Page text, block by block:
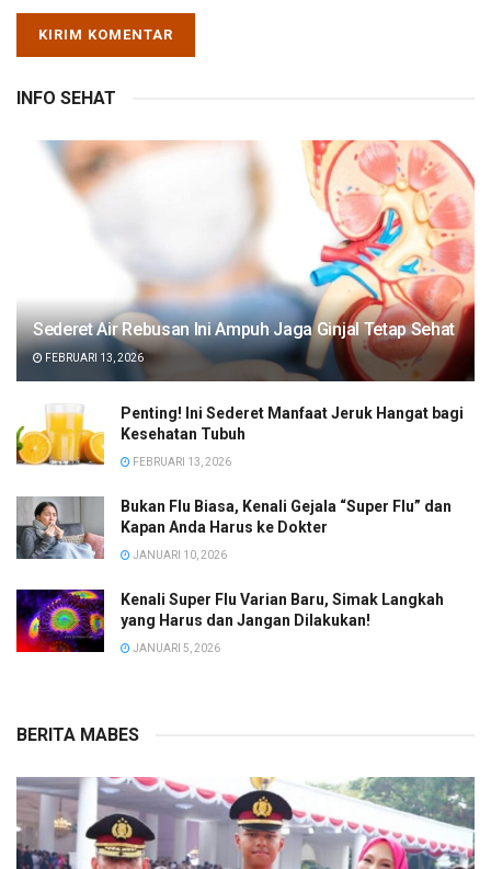
INFO SEHAT
Sederet Air Rebusan Ini Ampuh Jaga Ginjal Tetap Sehat
FEBRUARI 13, 2026
Penting! Ini Sederet Manfaat Jeruk Hangat bagi
Kesehatan Tubuh
FEBRUARI 13, 2026
Bukan Flu Biasa, Kenali Gejala “Super Flu” dan
Kapan Anda Harus ke Dokter
JANUARI 10, 2026
Kenali Super Flu Varian Baru, Simak Langkah
yang Harus dan Jangan Dilakukan!
JANUARI 5, 2026
BERITA MABES